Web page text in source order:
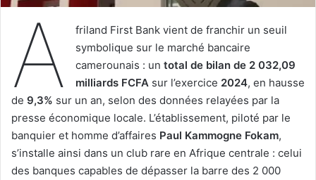
A
friland First Bank vient de franchir un seuil
symbolique sur le marché bancaire
camerounais : un total de bilan de 2 032,09
milliards FCFA sur l’exercice 2024, en hausse
de 9,3% sur un an, selon des données relayées par la
presse économique locale. L’établissement, piloté par le
banquier et homme d’affaires Paul Kammogne Fokam,
s’installe ainsi dans un club rare en Afrique centrale : celui
des banques capables de dépasser la barre des 2 000